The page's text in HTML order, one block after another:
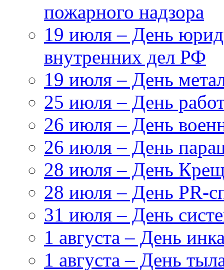
пожарного надзора
19 июля – День
внутренних дел РФ
19 июля – День
25 июля – День
26 июля – День
26 июля – День
28 июля – День
28 июля – День PR-
31 июля – День
1 августа – День
1 августа – День